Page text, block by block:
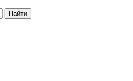
Найти